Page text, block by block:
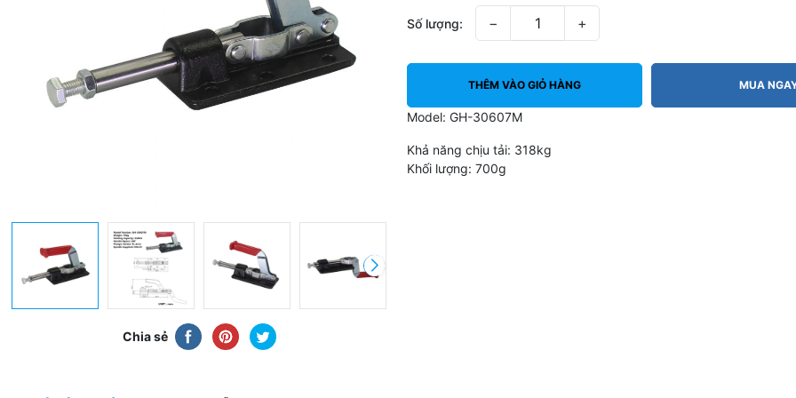
Chia sẻ
Số lượng: − +
THÊM VÀO GIỎ HÀNG MUA
Model: GH-30607M
Khả năng chịu tải: 318kg
Khối lượng: 700g